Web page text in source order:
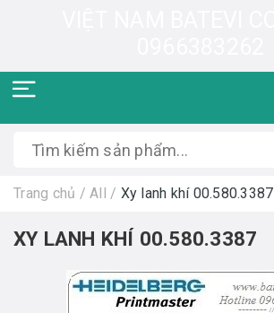
Trang chủ / All / Xy lanh khí 00.580.3387
XY LANH KHÍ 00.580.3387